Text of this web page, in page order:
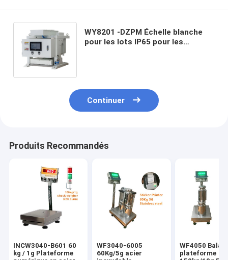
WY8201 -DZPM Échelle blanche
pour les lots IP65 pour les
Continuer
Produits Recommandés
INCW3040-B601 60
kg / 1g Plateforme
WF3040-6005
60Kg/5g acier
WF4050
plateforme